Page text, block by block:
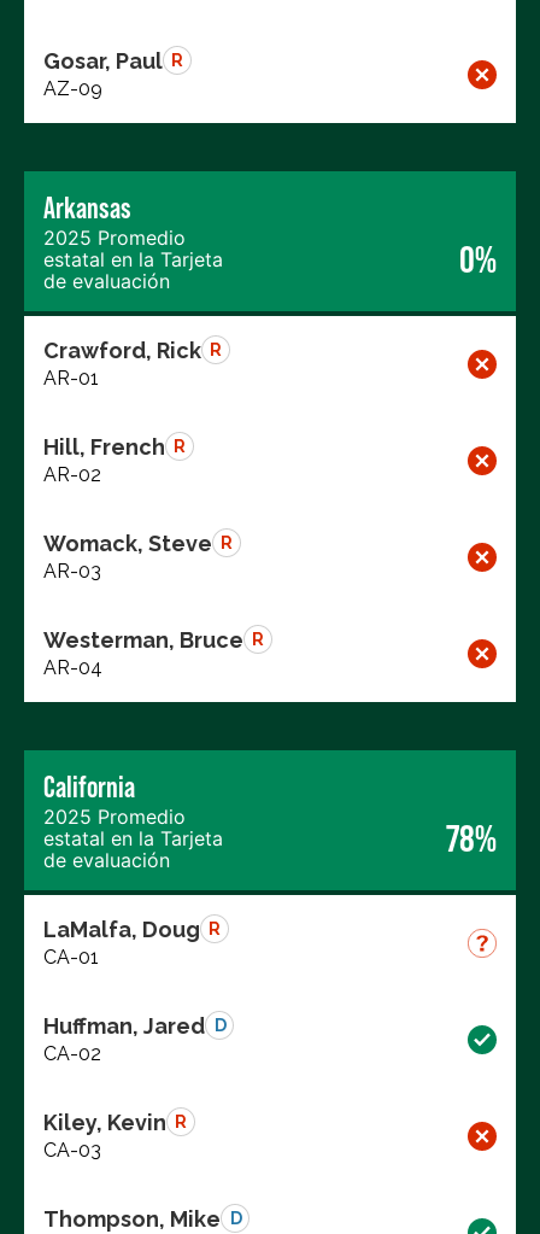
Gosar, Paul R
AZ-09
Arkansas
2025 Promedio
estatal en la Tarjeta
de evaluación
0%
Crawford, Rick R
AR-01
Hill, French R
AR-02
Womack, Steve R
AR-03
Westerman, Bruce R
AR-04
California
2025 Promedio
estatal en la Tarjeta
de evaluación
78%
LaMalfa, Doug R
CA-01
Huffman, Jared D
CA-02
Kiley, Kevin R
CA-03
Thompson, Mike D